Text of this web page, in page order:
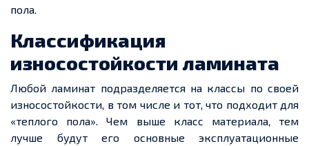
пола.
Классификация
износостойкости ламината
Любой ламинат подразделяется на классы по своей
износостойкости, в том числе и тот, что подходит для
«теплого пола». Чем выше класс материала, тем
лучше будут его основные эксплуатационные